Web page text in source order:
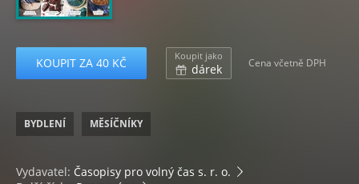
KOUPIT ZA 40 KČ Koupit jako
dárek Cena včetně DPH
BYDLENÍ MĚSÍČNÍKY
Vydavatel: Časopisy pro volný čas s. r. o.